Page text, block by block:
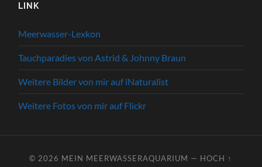
LINK
Meerwasser-Lexkon
Tauchparadies von Astrid & Johnny Braun
Weitere Bilder von mir auf iNaturalist
Weitere Fotos von mir auf Flickr
© 2026 MEIN MEERWASSERAQUARIUM — HOCH ↑